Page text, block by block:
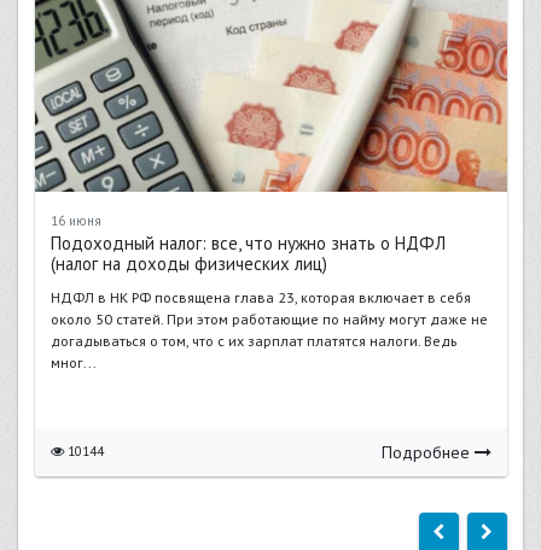
16 июня
Подоходный налог: все, что нужно знать о НДФЛ
(налог на доходы физических лиц)
НДФЛ в НК РФ посвящена глава 23, которая включает в себя
около 50 статей. При этом работающие по найму могут даже не
догадываться о том, что с их зарплат платятся налоги. Ведь
мног...
10144 Подробнее